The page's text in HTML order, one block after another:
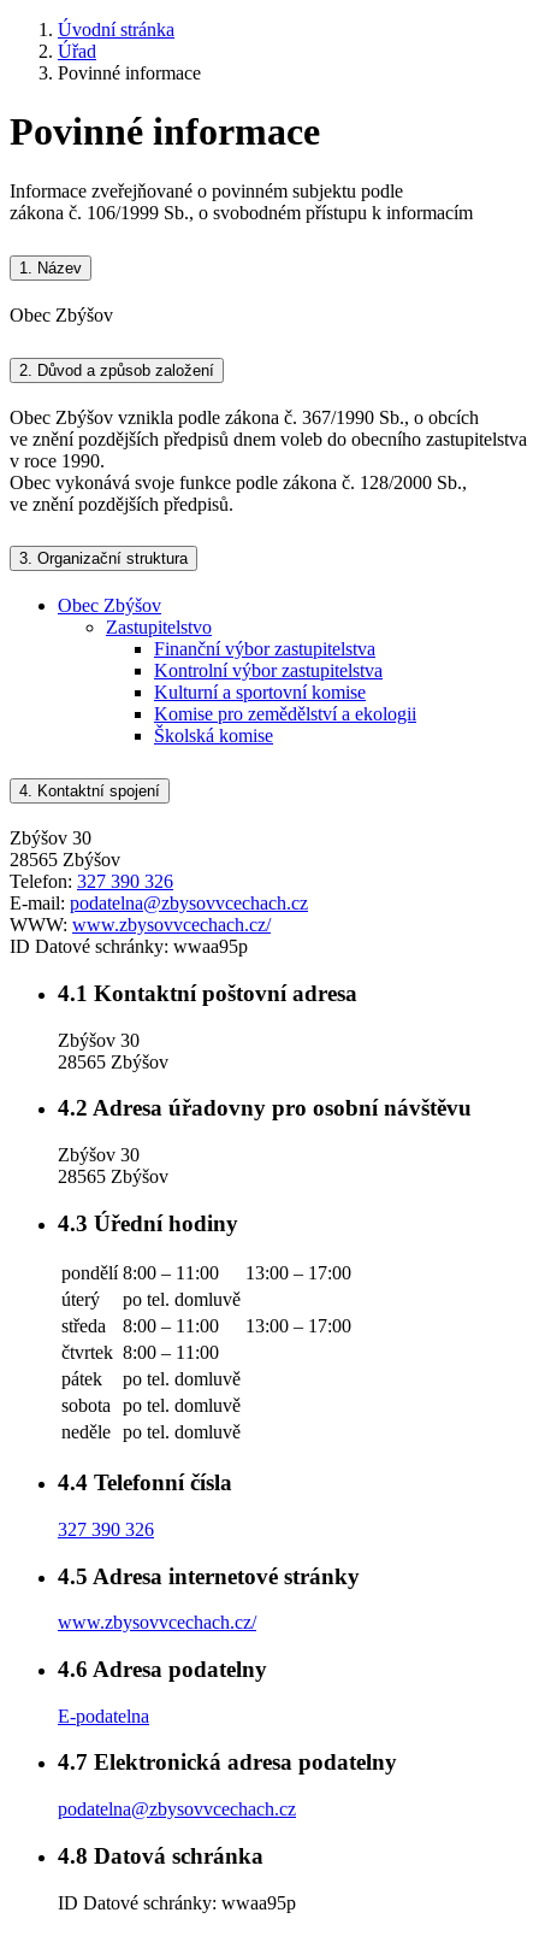
Úvodní stránka
Úřad
Povinné informace
Povinné informace
Informace zveřejňované o povinném subjektu podle
zákona č. 106/1999 Sb., o svobodném přístupu k informacím
1. Název
Obec Zbýšov
2. Důvod a způsob založení
Obec Zbýšov vznikla podle zákona č. 367/1990 Sb., o obcích
ve znění pozdějších předpisů dnem voleb do obecního zastupitelstva
v roce 1990.
Obec vykonává svoje funkce podle zákona č. 128/2000 Sb.,
ve znění pozdějších předpisů.
3. Organizační struktura
Obec Zbýšov
Zastupitelstvo
Finanční výbor zastupitelstva
Kontrolní výbor zastupitelstva
Kulturní a sportovní komise
Komise pro zemědělství a ekologii
Školská komise
4. Kontaktní spojení
Zbýšov 30
28565 Zbýšov
Telefon: 327 390 326
E-mail: podatelna@zbysovvcechach.cz
WWW: www.zbysovvcechach.cz/
ID Datové schránky: wwaa95p
4.1 Kontaktní poštovní adresa
Zbýšov 30
28565 Zbýšov
4.2 Adresa úřadovny pro osobní návštěvu
Zbýšov 30
28565 Zbýšov
4.3 Úřední hodiny
pondělí 8:00 – 11:00
13:00 – 17:00
úterý
po tel. domluvě
středa
8:00 – 11:00
13:00 – 17:00
čtvrtek 8:00 – 11:00
pátek
po tel. domluvě
sobota po tel. domluvě
neděle po tel. domluvě
4.4 Telefonní čísla
327 390 326
4.5 Adresa internetové stránky
www.zbysovvcechach.cz/
4.6 Adresa podatelny
E-podatelna
4.7 Elektronická adresa podatelny
podatelna@zbysovvcechach.cz
4.8 Datová schránka
ID Datové schránky: wwaa95p